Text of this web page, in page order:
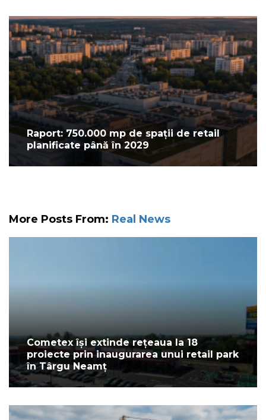
Raport: 750.000 mp de spații de retail
planificate până în 2029
More Posts From: Real News
Cometex își extinde rețeaua la 18
proiecte prin inaugurarea unui retail park
în Târgu Neamț